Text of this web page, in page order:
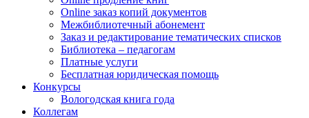
Online заказ копий документов
Межбиблиотечный абонемент
Заказ и редактирование тематических списков
Библиотека – педагогам
Платные услуги
Бесплатная юридическая помощь
Конкурсы
Вологодская книга года
Коллегам